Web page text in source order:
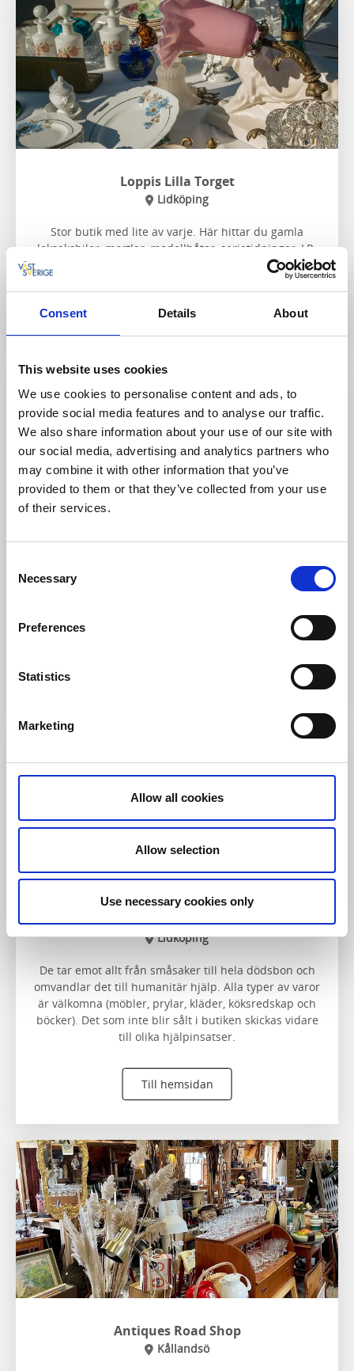
Consent Details About
This website uses cookies
We use cookies to personalise content and ads, to
provide social media features and to analyse our traffic.
We also share information about your use of our site with
our social media, advertising and analytics partners who
may combine it with other information that you’ve
provided to them or that they’ve collected from your use
of their services.
Selection
Necessary
Preferences
Statistics
Marketing
Allow all cookies
Allow selection
Use necessary cookies only
Loppis Lilla Torget
Lidköping
Stor butik med lite av varje. Här hittar du gamla
leksaksbilar, mortlar, modellbåtar, serietidningar, LP-
Till hemsidan
Pingstkyrkans Second Hand butik
Lidköping
De tar emot allt från småsaker till hela dödsbon och
omvandlar det till humanitär hjälp. Alla typer av varor
är välkomna (möbler, prylar, kläder, köksredskap och
böcker). Det som inte blir sålt i butiken skickas vidare
till olika hjälpinsatser.
Till hemsidan
Antiques Road Shop
Kållandsö